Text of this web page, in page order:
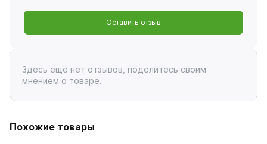
Оставить отзыв
Здесь ещё нет отзывов, поделитесь своим
мнением о товаре.
Похожие товары